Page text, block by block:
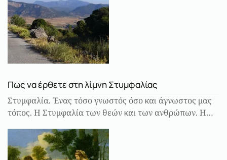
Πως να έρθετε στη λίμνη Στυμφαλίας
Στυμφαλία. Ένας τόσο γνωστός όσο και άγνωστος μας
τόπος. Η Στυμφαλία των θεών και των ανθρώπων. Η…